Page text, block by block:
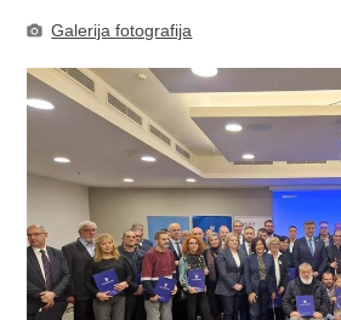
Galerija fotografija